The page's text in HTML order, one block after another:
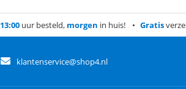
13:00 uur besteld, morgen in huis! Gratis
klantenservice@shop4.nl